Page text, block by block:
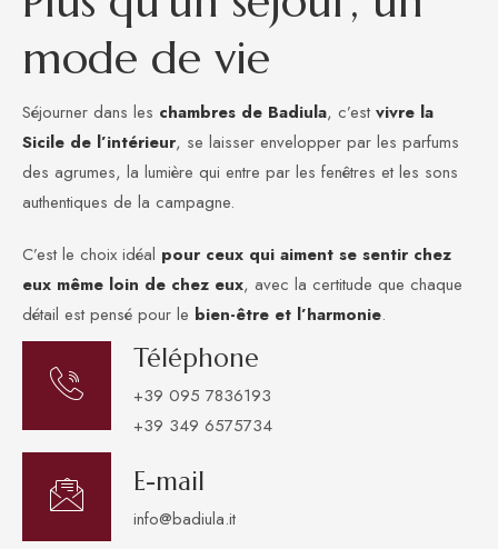
mode de vie
Séjourner dans les chambres de Badiula, c’est vivre la
Sicile de l’intérieur, se laisser envelopper par les parfums
des agrumes, la lumière qui entre par les fenêtres et les sons
authentiques de la campagne.
C’est le choix idéal pour ceux qui aiment se sentir chez
eux même loin de chez eux, avec la certitude que chaque
détail est pensé pour le bien-être et l’harmonie.
Téléphone
+39 095 7836193
+39 349 6575734
E-mail
info@badiula.it